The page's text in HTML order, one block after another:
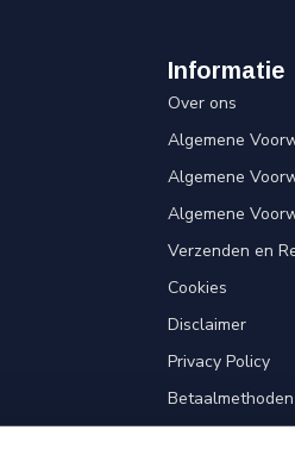
Informatie
Over ons
Algemene
Algemene
Algemene
Verzenden en
Cookies
Disclaimer
Privacy Policy
Betaalmethoden